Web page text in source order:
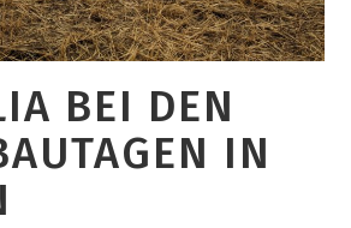
BEI DEN
IN